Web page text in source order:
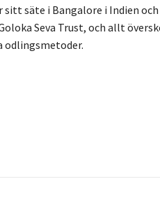
sitt säte i Bangalore i Indien
Seva Trust, och allt
odlingsmetoder.